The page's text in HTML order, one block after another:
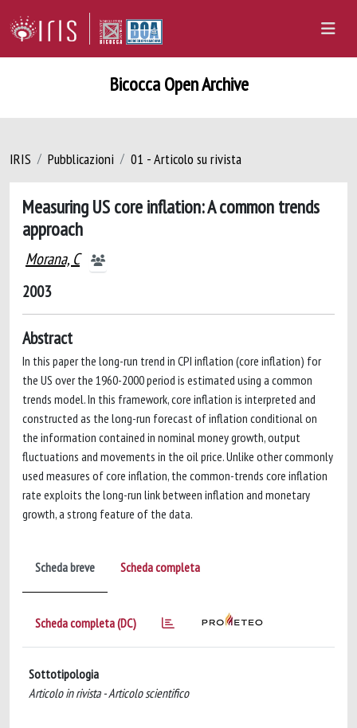
Bicocca Open Archive
IRIS Pubblicazioni 01 - Articolo su rivista
Measuring US core inflation: A common trends
approach
Morana, C
2003
Abstract
In this paper the long-run trend in CPI inflation (core inflation) for
the US over the 1960-2000 period is estimated using a common
trends model. In this framework, core inflation is interpreted and
constructed as the long-run forecast of inflation conditional on
the information contained in nominal money growth, output
fluctuations and movements in the oil price. Unlike other commonly
used measures of core inflation, the common-trends core inflation
rate exploits the long-run link between inflation and monetary
growth, a strong feature of the data.
Scheda breve Scheda completa
Scheda completa (DC)
Sottotipologia
Articolo in rivista - Articolo scientifico